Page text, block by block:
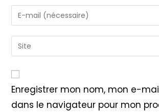
name
or
to
comment
Enter
your
email
address
Saisir
l’URL
votre
site
(facultatif)
Enregistrer mon nom, mon e-
dans le navigateur pour mon